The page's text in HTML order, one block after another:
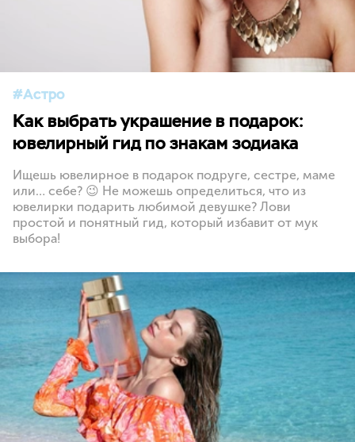
Астро
Как выбрать украшение в подарок:
ювелирный гид по знакам зодиака
Ищешь ювелирное в подарок подруге, сестре, маме
или… себе? 😉 Не можешь определиться, что из
ювелирки подарить любимой девушке? Лови
простой и понятный гид, который избавит от мук
выбора!